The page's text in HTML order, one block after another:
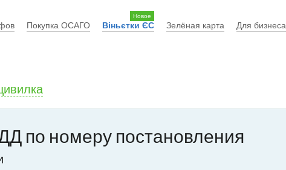
Покупка ОСАГО Віньєтки ЄС
Новое
Зелёная карта Для бизнеса
по номеру постановления